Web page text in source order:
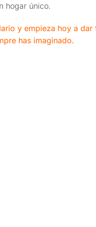
hogar único.
y empieza hoy a dar
has imaginado.